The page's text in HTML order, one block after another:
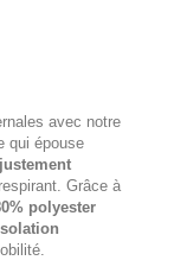
avec notre
qui épouse
Grâce à
polyester